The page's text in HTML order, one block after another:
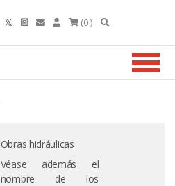
(0 )
Obras hidráulicas
Véase además el
nombre de los